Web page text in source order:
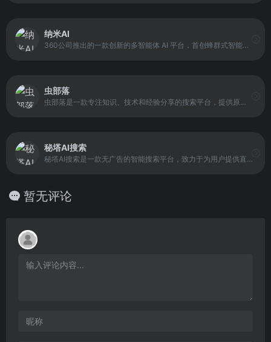
纳米AI
360公司推出的一款创新的多智能体 AI 平台，首创蜂群式智能协作机制，支持一句话生成专家级视频、报告和 PPT。平台集成 MCP 万能工具箱、DeepSeek、智脑、通义千问等十六家大模型，具备深度推理、个人知识库管理及多任务处理能力。
虫部落
虫部落是一款专注知识、技术和经验分享的搜索平台，提供原创搜索工具如虫部落快搜和虫部落学术搜索。平台致力于整合优质信息源，为用户提供高效、精准的搜索体验。
秘塔AI搜索
秘塔AI搜索是一款无广告的智能搜索平台，致力于为用户提供直接、高效的搜索体验。通过 AI 技术优化搜索算法，秘塔AI能够过滤干扰内容，精准呈现用户所需结果，同时保持界面简洁与操作便捷。
暂无评论